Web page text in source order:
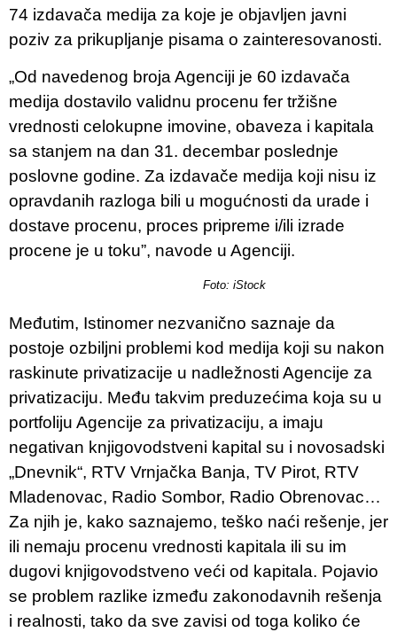
74 izdavača medija za koje je objavljen javni
poziv za prikupljanje pisama o zainteresovanosti.
„Od navedenog broja Agenciji je 60 izdavača
medija dostavilo validnu procenu fer tržišne
vrednosti celokupne imovine, obaveza i kapitala
sa stanjem na dan 31. decembar poslednje
poslovne godine. Za izdavače medija koji nisu iz
opravdanih razloga bili u mogućnosti da urade i
dostave procenu, proces pripreme i/ili izrade
procene je u toku”, navode u Agenciji.
Foto: iStock
Međutim, Istinomer nezvanično saznaje da
postoje ozbiljni problemi kod medija koji su nakon
raskinute privatizacije u nadležnosti Agencije za
privatizaciju. Među takvim preduzećima koja su u
portfoliju Agencije za privatizaciju, a imaju
negativan knjigovodstveni kapital su i novosadski
„Dnevnik“, RTV Vrnjačka Banja, TV Pirot, RTV
Mladenovac, Radio Sombor, Radio Obrenovac…
Za njih je, kako saznajemo, teško naći rešenje, jer
ili nemaju procenu vrednosti kapitala ili su im
dugovi knjigovodstveno veći od kapitala. Pojavio
se problem razlike između zakonodavnih rešenja
i realnosti, tako da sve zavisi od toga koliko će